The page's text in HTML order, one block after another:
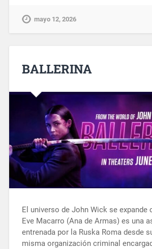
mayo 12, 2026
BALLERINA
El universo de John Wick se expande
Eve Macarro (Ana de Armas) es una
entrenada por la Ruska Roma desde
misma organización criminal